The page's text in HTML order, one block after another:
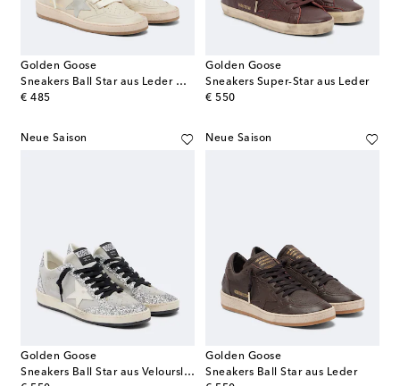
Golden Goose
Sneakers Ball Star aus Leder mit Veloursleder
€ 485
original price
Golden Goose
Sneakers Super-Star aus Leder
€ 550
original price
Neue Saison
Golden Goose
Sneakers Ball Star aus Veloursleder
Neue Saison
Golden Goose
Sneakers Ball Star aus Leder